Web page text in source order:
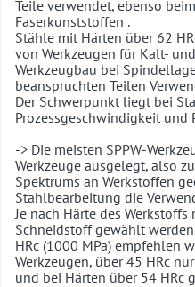
Teile verwendet, ebenso
Faserkunststoffen .
Stähle mit Härten über 62
von Werkzeugen für Kalt-
Werkzeugbau bei
beanspruchten Teilen
Der Schwerpunkt liegt bei
Prozessgeschwindigkeit und
-> Die meisten SPPW-
Werkzeuge ausgelegt, also
Spektrums an Werkstoffen
Stahlbearbeitung die
Je nach Härte des
Schneidstoff gewählt
HRc (1000 MPa) empfehlen
Werkzeugen, über 45 HRc
und bei Härten über 54 HRc